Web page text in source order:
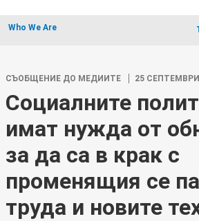
Who We Are
СЪОБЩЕНИЕ ДО МЕДИИТЕ 25
Социалните
имат нужда от
за да са в крак с
променящия се
труда и новите